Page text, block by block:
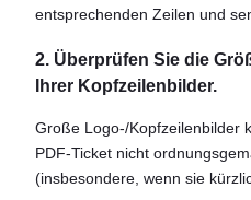
entsprechenden Zeilen und
2. Überprüfen Sie die
Ihrer Kopfzeilenbilder.
Große Logo-/Kopfzeilenbilder
PDF-Ticket nicht
(insbesondere, wenn sie